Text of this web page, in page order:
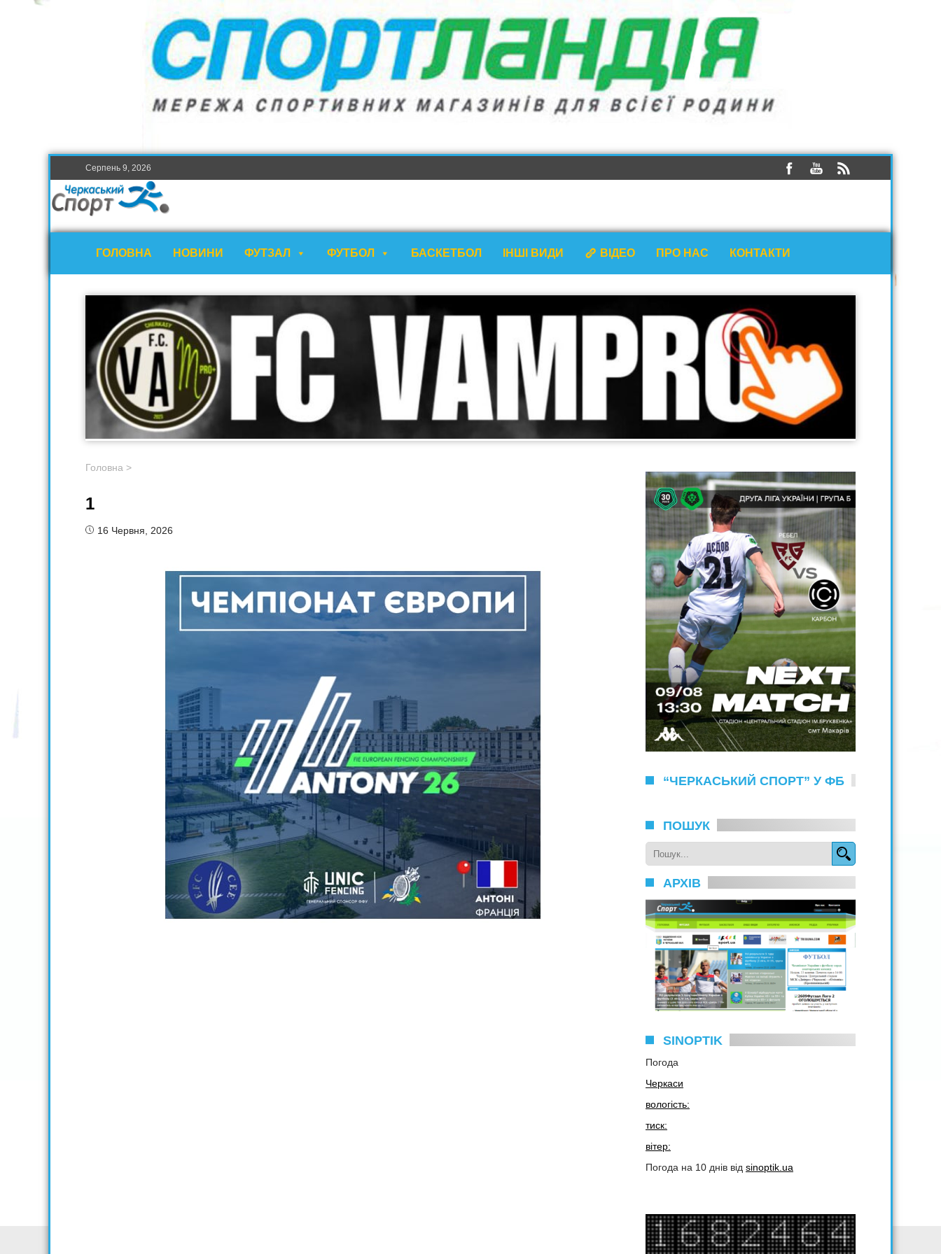
Серпень 9, 2026
ГОЛОВНА НОВИНИ ФУТЗАЛ ФУТБОЛ БАСКЕТБОЛ ІНШІ ВИДИ ВІДЕО ПРО НАС КОНТАКТИ
Головна >
1
16 Червня, 2026
“ЧЕРКАСЬКИЙ СПОРТ” У ФБ
ПОШУК
АРХІВ
SINOPTIK
Погода
Черкаси
вологість:
тиск:
вітер:
Погода на 10 днів від sinoptik.ua